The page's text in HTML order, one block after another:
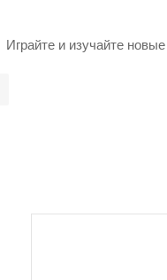
Играйте и изучайте